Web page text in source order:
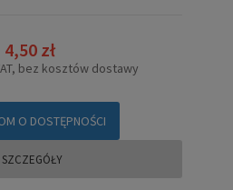
4,50 zł
bez kosztów dostawy
O DOSTĘPNOŚCI
SZCZEGÓŁY